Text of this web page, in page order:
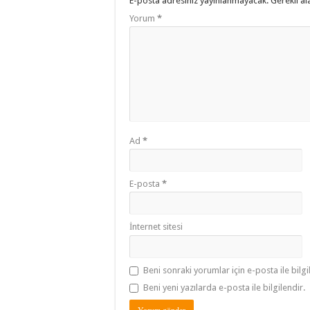
Yorum *
Ad *
E-posta *
İnternet sitesi
Beni sonraki yorumlar için e-posta ile
Beni yeni yazılarda e-posta ile bilgilendir.